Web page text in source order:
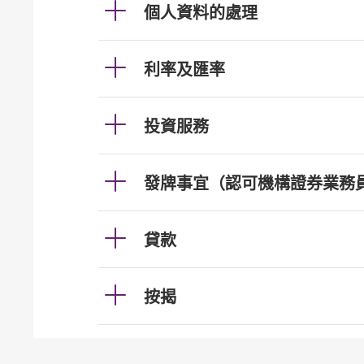
個人資料的處理
利率及匯率
投資服務
發牌事宜（認可機構證券業務
貸款
按揭